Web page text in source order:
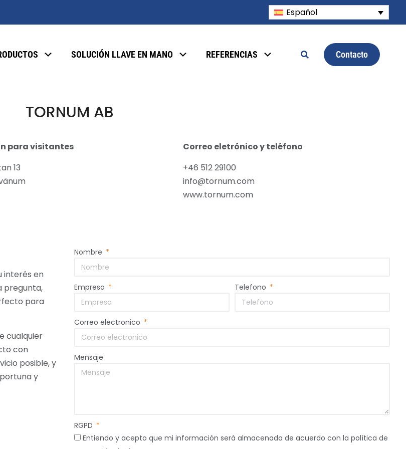
Español
SOLUCIÓN LLAVE EN MANO REFERENCIAS Contacto
TORNUM AB
para visitantes
13
Correo eletrónico y teléfono
+46 512 29100
info@tornum.com
www.tornum.com
interés en
pregunta,
para
cualquier
con
posible, y
y
Nombre
Empresa Telefono
Correo electronico
Mensaje
RGPD
Entiendo y acepto que mi información será almacenada de acuerdo con la política de